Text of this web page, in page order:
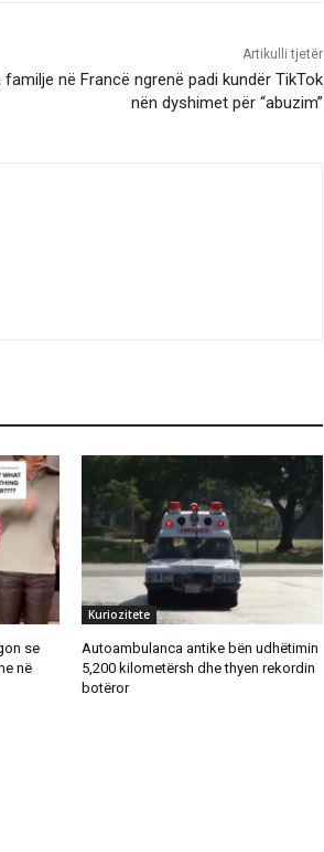
Artikulli tjetër
familje në Francë ngrenë padi kundër TikTok
nën dyshimet për “abuzim”
se
në
Kuriozitete
Autoambulanca antike bën udhëtimin
5,200 kilometërsh dhe thyen rekordin
botëror